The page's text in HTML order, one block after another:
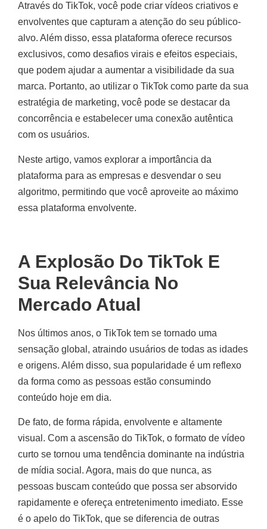
Através do TikTok, você pode criar vídeos criativos e
envolventes que capturam a atenção do seu público-
alvo. Além disso, essa plataforma oferece recursos
exclusivos, como desafios virais e efeitos especiais,
que podem ajudar a aumentar a visibilidade da sua
marca. Portanto, ao utilizar o TikTok como parte da sua
estratégia de marketing, você pode se destacar da
concorrência e estabelecer uma conexão autêntica
com os usuários.
Neste artigo, vamos explorar a importância da
plataforma para as empresas e desvendar o seu
algoritmo, permitindo que você aproveite ao máximo
essa plataforma envolvente.
A Explosão Do TikTok E
Sua Relevância No
Mercado Atual
Nos últimos anos, o TikTok tem se tornado uma
sensação global, atraindo usuários de todas as idades
e origens. Além disso, sua popularidade é um reflexo
da forma como as pessoas estão consumindo
conteúdo hoje em dia.
De fato, de forma rápida, envolvente e altamente
visual. Com a ascensão do TikTok, o formato de vídeo
curto se tornou uma tendência dominante na indústria
de mídia social. Agora, mais do que nunca, as
pessoas buscam conteúdo que possa ser absorvido
rapidamente e ofereça entretenimento imediato. Esse
é o apelo do TikTok, que se diferencia de outras